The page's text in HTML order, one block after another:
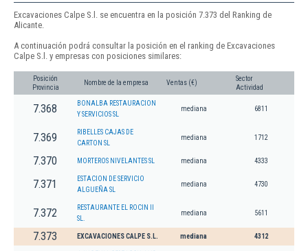
Excavaciones Calpe S.l. se encuentra en la posición 7.373 del Ranking de
Alicante.
A continuación podrá consultar la posición en el ranking de Excavaciones
Calpe S.l. y empresas con posiciones similares:
Posición
Provincia
Nombre de la empresa Ventas (€)
Sector
Actividad
7.368
BONALBA RESTAURACION
Y SERVICIOS SL
mediana 6811
7.369
RIBELLES CAJAS DE
CARTON SL
mediana 1712
7.370 MORTEROS NIVELANTES SL mediana 4333
7.371
ESTACION DE SERVICIO
ALGUEÑA SL
mediana 4730
7.372
RESTAURANTE EL ROCIN II
SL.
mediana 5611
7.373 EXCAVACIONES CALPE S.L. mediana 4312